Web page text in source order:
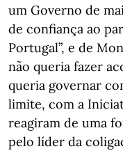
um Governo de
de confiança ao
Portugal”, e de
não queria fazer
queria governar
limite, com a
reagiram de uma
pelo líder da